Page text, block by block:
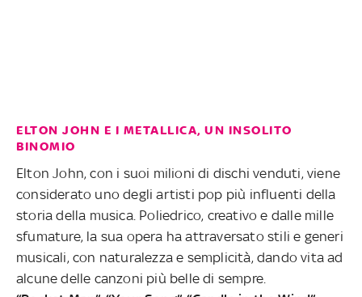
ELTON JOHN E I METALLICA, UN INSOLITO
BINOMIO
Elton John, con i suoi milioni di dischi venduti, viene
considerato uno degli artisti pop più influenti della
storia della musica. Poliedrico, creativo e dalle mille
sfumature, la sua opera ha attraversato stili e generi
musicali, con naturalezza e semplicità, dando vita ad
alcune delle canzoni più belle di sempre.